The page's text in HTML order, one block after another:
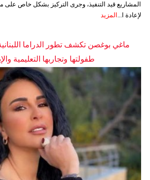
لإعادة ا... المزيد
ماغي بوغصن تكشف تطور الدراما
طفولتها وتجاربها التعليمية